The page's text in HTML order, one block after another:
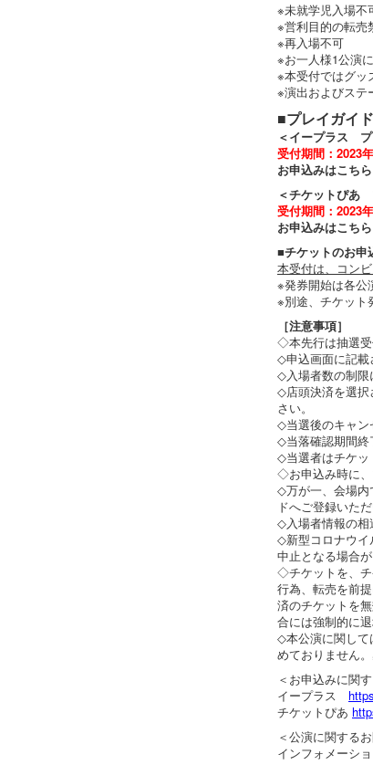
※未就学児入場不
※営利目的の転売
※再入場不可
※お一人様1公演
※本受付ではグッ
※演出およびステ
■プレイガイ
＜イープラス プ
受付期間：2023
お申込みはこちら
＜チケットぴあ
受付期間：2023
お申込みはこちら
■チケットのお申
本受付は、コン
※発券開始は各公
※別途、チケット
［注意事項］
◇本先行は抽選受
◇申込画面に記載
◇入場者数の制限
◇店頭決済を選択
さい。
◇当選後のキャン
◇当落確認期間終
◇当選者はチケッ
◇お申込み時に、
◇万が一、会場内
ドへご登録いた
◇入場者情報の相
◇新型コロナウイ
中止となる場合が
◇チケットを、チ
行為、転売を前
済のチケットを
合には強制的に
◇本公演に関して
めておりません
＜お申込みに関
イープラス
チケットぴあ
＜公演に関する
インフォメーシ